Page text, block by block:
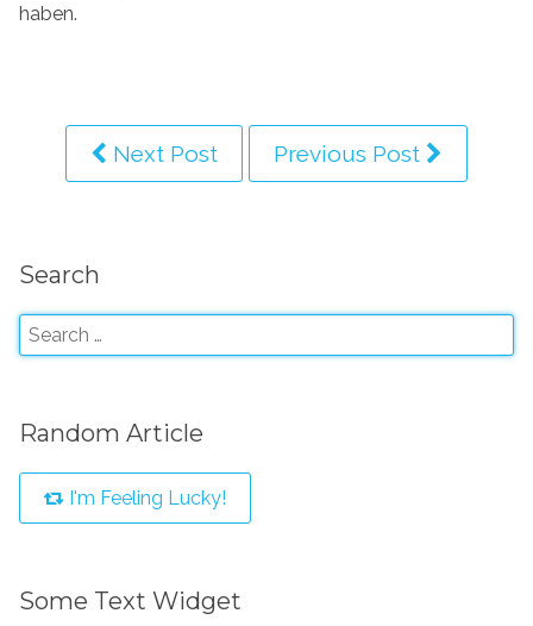
haben.
Next Post Previous Post
Search
Random Article
I'm Feeling Lucky!
Some Text Widget